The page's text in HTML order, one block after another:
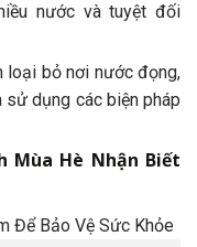
nước và tuyệt đối
loại bỏ nơi nước đọng,
dụng các biện pháp
Mùa Hè Nhận Biết